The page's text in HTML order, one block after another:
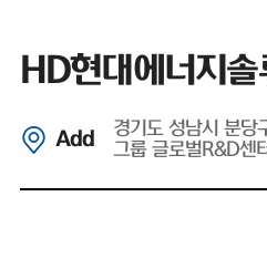
HD현대에너지솔
Add
경기도 성남시 분당
그룹 글로벌R&D센